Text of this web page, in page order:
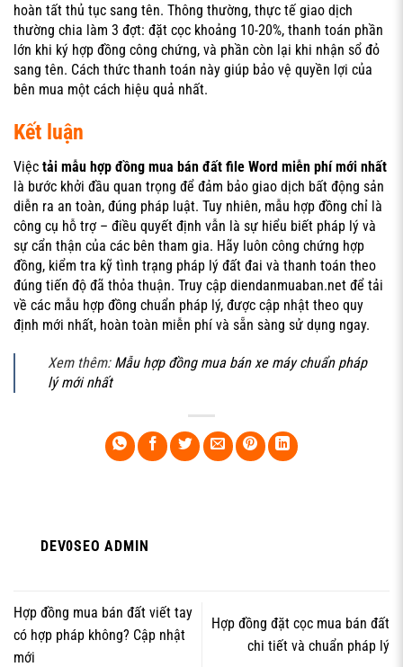
hoàn tất thủ tục sang tên. Thông thường, thực tế giao dịch
thường chia làm 3 đợt: đặt cọc khoảng 10-20%, thanh toán phần
lớn khi ký hợp đồng công chứng, và phần còn lại khi nhận sổ đỏ
sang tên. Cách thức thanh toán này giúp bảo vệ quyền lợi của
bên mua một cách hiệu quả nhất.
Kết luận
Việc tải mẫu hợp đồng mua bán đất file Word miễn phí mới nhất
là bước khởi đầu quan trọng để đảm bảo giao dịch bất động sản
diễn ra an toàn, đúng pháp luật. Tuy nhiên, mẫu hợp đồng chỉ là
công cụ hỗ trợ – điều quyết định vẫn là sự hiểu biết pháp lý và
sự cẩn thận của các bên tham gia. Hãy luôn công chứng hợp
đồng, kiểm tra kỹ tình trạng pháp lý đất đai và thanh toán theo
đúng tiến độ đã thỏa thuận. Truy cập diendanmuaban.net để tải
về các mẫu hợp đồng chuẩn pháp lý, được cập nhật theo quy
định mới nhất, hoàn toàn miễn phí và sẵn sàng sử dụng ngay.
Xem thêm: Mẫu hợp đồng mua bán xe máy chuẩn pháp
lý mới nhất
DEV0SEO ADMIN
Hợp đồng mua bán đất viết tay
có hợp pháp không? Cập nhật
mới
Hợp đồng đặt cọc mua bán đất
chi tiết và chuẩn pháp lý